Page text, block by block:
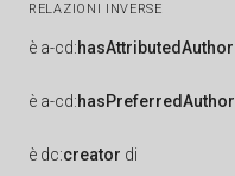
RELAZIONI INVERSE
è a-cd:hasAttributedAuthor
è a-cd:hasPreferredAuthor
è dc:creator di